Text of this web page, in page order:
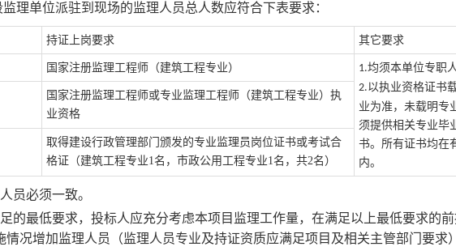
理单位派驻到现场的监理人员总人数应符合下表要求：
持证上岗要求 其它要求
国家注册监理工程师（建筑工程专业） 1.均须本单位专职人
2.以执业资格证书
业为准，未载明专
须提供相关专业毕
书。所有证书均在
内。
国家注册监理工程师或专业监理工程师（建筑工程专业）执
业资格
取得建设行政管理部门颁发的专业监理员岗位证书或考试合
格证（建筑工程专业1名，市政公用工程专业1名，共2名 ）
员必须一致。
的最低要求，投标人应充分考虑本项目 监理工作量，在满足以上最低要求的前
情况增加监理人员（监理人员专业及持证资质应满足项目及相关主管部门要求